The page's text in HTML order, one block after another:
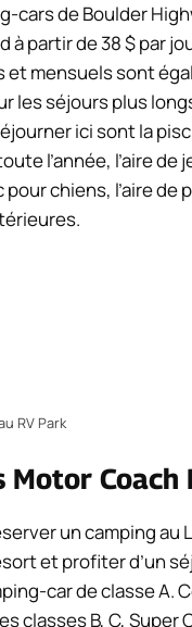
cars de Boulder
à partir de 38 $ par
et mensuels sont
les séjours plus
ici sont la
l’année, l’aire de
chiens, l’aire de
RV Park
Motor Coach
un camping au
et profiter d’un
car de classe A.
classes B, C, Super